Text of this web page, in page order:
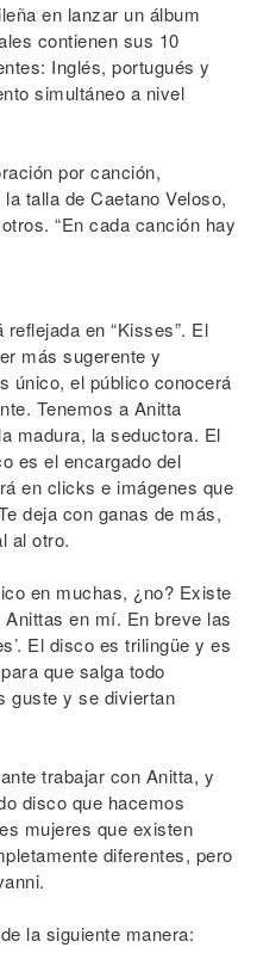
en lanzar un álbum
contienen sus 10
Inglés, portugués y
simultáneo a nivel
por canción,
talla de Caetano Veloso,
“En cada canción hay
en “Kisses”. El
más sugerente y
único, el público conocerá
Tenemos a Anitta
madura, la seductora. El
es el encargado del
en clicks e imágenes que
deja con ganas de más,
al otro.
en muchas, ¿no? Existe
en mí. En breve las
El disco es trilingüe y es
que salga todo
guste y se diviertan
trabajar con Anitta, y
disco que hacemos
mujeres que existen
diferentes, pero
la siguiente manera: